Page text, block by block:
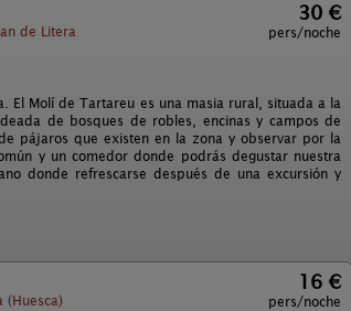
de Litera
30 €
pers/noche
El Molí de Tartareu es una masia rural, situada a la
de bosques de robles, encinas y campos de
pájaros que existen en la zona y observar por la
y un comedor donde podrás degustar nuestra
donde refrescarse después de una excursión y
(Huesca)
16 €
pers/noche